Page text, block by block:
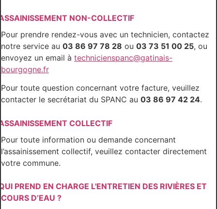
NON-COLLECTIF
Pour prendre rendez-vous avec un technicien, contactez
notre service au 03 86 97 78 28 ou 03 73 51 00 25, ou
envoyez un email à technicienspanc@gatinais-
bourgogne.fr
Pour toute question concernant votre facture, veuillez
contacter le secrétariat du SPANC au 03 86 97 42 24.
COLLECTIF
Pour toute information ou demande concernant
l’assainissement collectif, veuillez contacter directement
votre commune.
PREND EN CHARGE L'ENTRETIEN DES RIVIÈRES ET
COURS D’EAU ?